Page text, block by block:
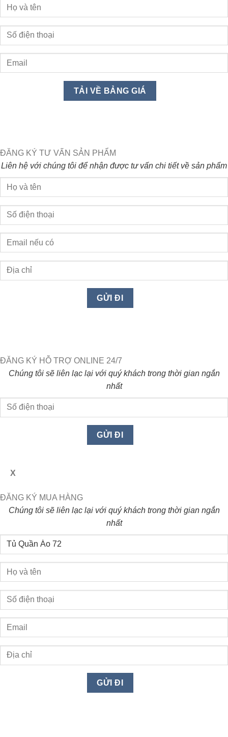
ĐĂNG KÝ TƯ VẤN SẢN PHẨM
Liên hệ với chúng tôi để nhận được tư vấn chi tiết về sản phẩm
ĐĂNG KÝ HỖ TRỢ ONLINE 24/7
Chúng tôi sẽ liên lạc lại với quý khách trong thời gian ngắn
nhất
X
ĐĂNG KÝ MUA HÀNG
Chúng tôi sẽ liên lạc lại với quý khách trong thời gian ngắn
nhất